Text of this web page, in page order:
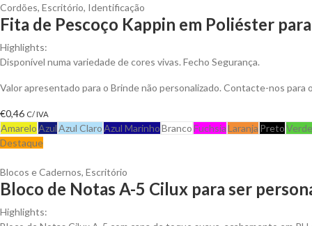
Cordões, Escritório, Identificação
Fita de Pescoço Kappin em Poliéster
Highlights:
Disponível numa variedade de cores vivas. Fecho Segurança.
Valor apresentado para o Brinde não personalizado. Contacte-nos
€0,46 C/ IVA
AmareloAzulAzul ClaroAzul MarinhoBrancoFuchsiaLaranja PretoVerde
Destaque
Blocos e Cadernos, Escritório
Bloco de Notas A-5 Cilux para ser
Highlights: